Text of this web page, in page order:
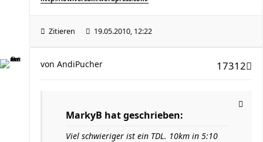
Zitieren 19.05.2010, 12:22
17312
von AndiPucher
MarkyB hat geschrieben:
Viel schwieriger ist ein TDL. 10km in 5:10